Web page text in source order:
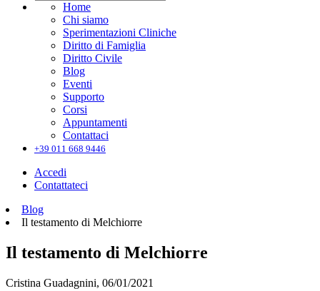
Home
Chi siamo
Sperimentazioni Cliniche
Diritto di Famiglia
Diritto Civile
Blog
Eventi
Supporto
Corsi
Appuntamenti
Contattaci
+39 011 668 9446
Accedi
Contattateci
Blog
Il testamento di Melchiorre
Il testamento di Melchiorre
Cristina Guadagnini, 06/01/2021